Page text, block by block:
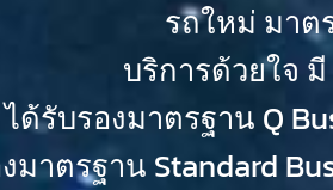
รถใหม่ มาต
บริการด้วยใจ
ได้รับรองมาตรฐาน Q
มาตรฐาน Standard